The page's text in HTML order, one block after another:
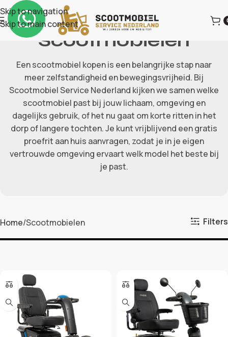
Skip to navigation
Skip to main content
Scootmobielen
Een scootmobiel kopen is een belangrijke stap naar
meer zelfstandigheid en bewegingsvrijheid. Bij
Scootmobiel Service Nederland kijken we samen welke
scootmobiel past bij jouw lichaam, omgeving en
dagelijks gebruik, of het nu gaat om korte ritten in het
dorp of langere tochten. Je kunt vrijblijvend een gratis
proefrit aan huis aanvragen, zodat je in je eigen
vertrouwde omgeving ervaart welk model het beste bij
je past.
Home Scootmobielen Filters